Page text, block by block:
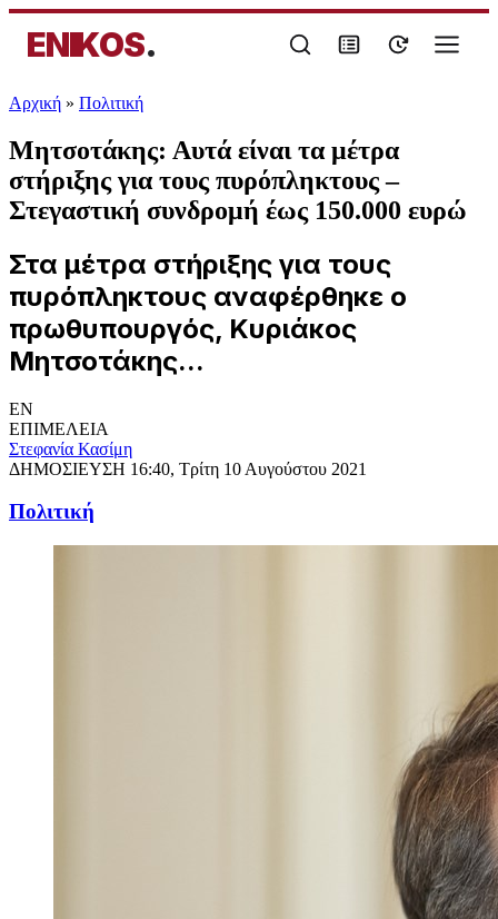
ENIKOS.
Αρχική » Πολιτική
Μητσοτάκης: Αυτά είναι τα μέτρα
στήριξης για τους πυρόπληκτους –
Στεγαστική συνδρομή έως 150.000 ευρώ
Στα μέτρα στήριξης για τους
πυρόπληκτους αναφέρθηκε ο
πρωθυπουργός, Κυριάκος
Μητσοτάκης...
EN
ΕΠΙΜΕΛΕΙΑ
Στεφανία Κασίμη
ΔΗΜΟΣΙΕΥΣΗ 16:40, Τρίτη 10 Αυγούστου 2021
Πολιτική